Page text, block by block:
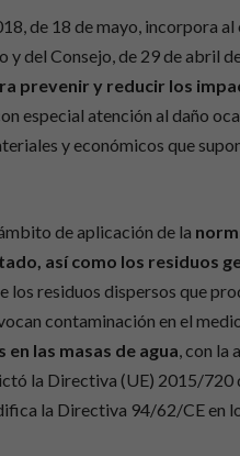
de 18 de mayo, incorpora
y del Consejo, de 29 de abril
prevenir y reducir los
especial atención al daño
y económicos que
de aplicación de la
así como los residuos
los residuos dispersos que
contaminación en el
las masas de agua, con la
la Directiva (UE) 2015/720
la Directiva 94/62/CE en